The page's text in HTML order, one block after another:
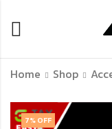
Home Shop
7% OFF